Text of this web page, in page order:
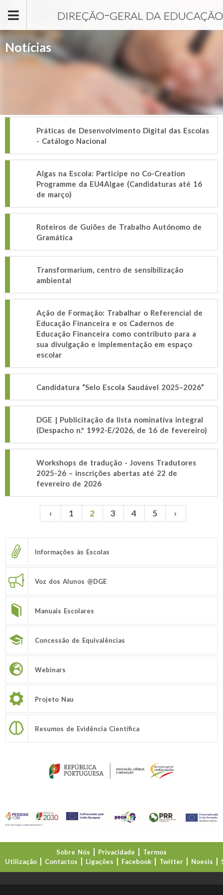
Notícias
Práticas de Desenvolvimento Digital das Escolas
- Catálogo Nacional
Algas na Escola: Participe no Co-Creation
Programme da EU4Algae (Candidaturas até 16
de março)
Roteiros de Guiões de Trabalho Autónomo de
Gramática
Transformarium, centro de sensibilização
ambiental
Ação de Formação: Trabalhar o Referencial de
Educação Financeira e os Cadernos de
Educação Financeira como contributo para a
sua divulgação e implementação em espaço
escolar
Candidatura “Selo Escola Saudável 2025–2026”
DGE | Publicitação da lista nominativa integral
(Despacho n.º 1992-E/2026, de 16 de fevereiro)
Workshops de tradução - Jovens Tradutores
2025-26 – inscrições abertas até 22 de
fevereiro de 2026
Páginas ‹ 1 2 3 4 5 ›
Informações às Escolas
Voz dos Alunos @DGE
Manuais Escolares
Concessão de Equivalências
Webinars
Projeto Nau
Resumos de Evidência Científica
Sobre Nós Privacidade
Termos
Utilização
Contactos Ligações Facebook Twitter Noesis